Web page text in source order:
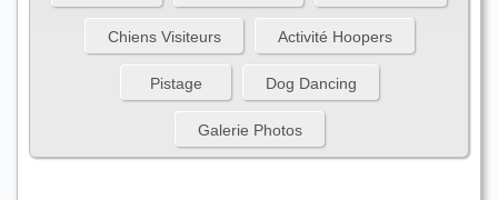
Chiens Visiteurs Activité Hoopers
Pistage Dog Dancing
Galerie Photos